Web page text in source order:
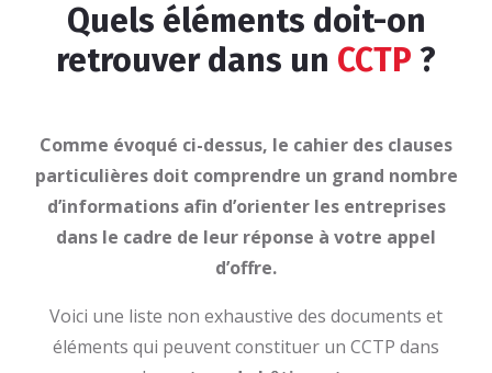
Quels éléments doit-on
retrouver dans un CCTP ?
Comme évoqué ci-dessus, le cahier des clauses
particulières doit comprendre un grand nombre
d’informations afin d’orienter les entreprises
dans le cadre de leur réponse à votre appel
d’offre.
Voici une liste non exhaustive des documents et
éléments qui peuvent constituer un CCTP dans